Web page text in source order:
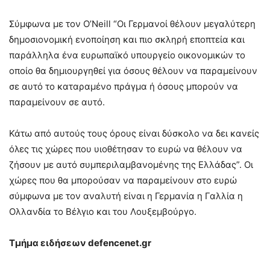
Σύμφωνα με τον O’Neill “Οι Γερμανοί θέλουν μεγαλύτερη
δημοσιονομική ενοποίηση και πιο σκληρή εποπτεία και
παράλληλα ένα ευρωπαϊκό υπουργείο οικονομικών το
οποίο θα δημιουργηθεί για όσους θέλουν να παραμείνουν
σε αυτό το καταραμένο πράγμα ή όσους μπορούν να
παραμείνουν σε αυτό.
Κάτω από αυτούς τους όρους είναι δύσκολο να δει κανείς
όλες τις χώρες που υιοθέτησαν το ευρώ να θέλουν να
ζήσουν με αυτό συμπεριλαμβανομένης της Ελλάδας”. Οι
χώρες που θα μπορούσαν να παραμείνουν στο ευρώ
σύμφωνα με τον αναλυτή είναι η Γερμανία η Γαλλία η
Ολλανδία το Βέλγιο και του Λουξεμβούργο.
Τμήμα ειδήσεων defencenet.gr